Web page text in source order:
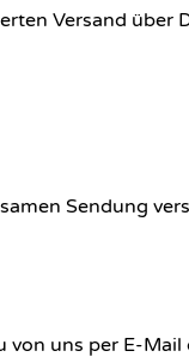
Versand über
Sendung
uns per E-